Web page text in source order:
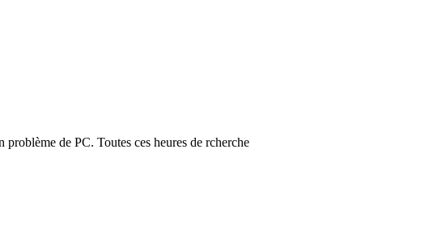
de PC. Toutes ces heures de rcherche